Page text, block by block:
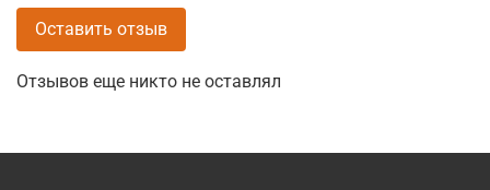
Отзывов еще никто не оставлял
Оставить отзыв